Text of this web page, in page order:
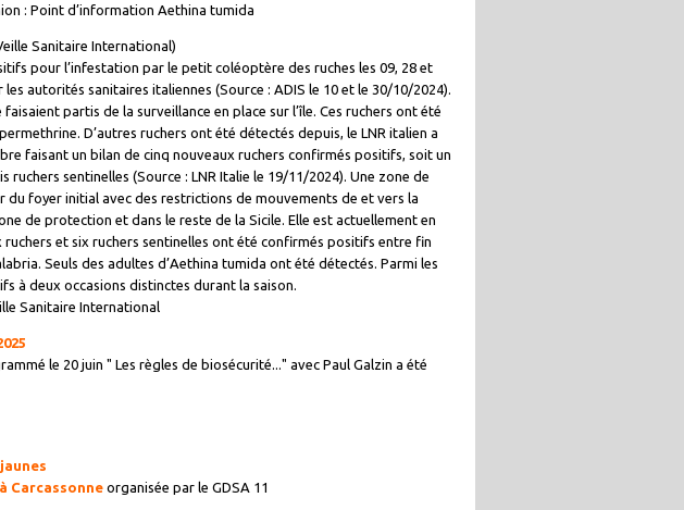
: Point d’information Aethina tumida
Sanitaire International)
pour l’infestation par le petit coléoptère des ruches les 09, 28 et
les autorités sanitaires italiennes (Source : ADIS le 10 et le 30/10/2024).
partis de la surveillance en place sur l’île. Ces ruchers ont été
D’autres ruchers ont été détectés depuis, le LNR italien a
faisant un bilan de cinq nouveaux ruchers confirmés positifs, soit un
sentinelles (Source : LNR Italie le 19/11/2024). Une zone de
foyer initial avec des restrictions de mouvements de et vers la
de protection et dans le reste de la Sicile. Elle est actuellement en
ruchers et six ruchers sentinelles ont été confirmés positifs entre fin
Seuls des adultes d’Aethina tumida ont été détectés. Parmi les
à deux occasions distinctes durant la saison.
Sanitaire International
le 20 juin " Les règles de biosécurité..." avec Paul Galzin a été
Carcassonne organisée par le GDSA 11